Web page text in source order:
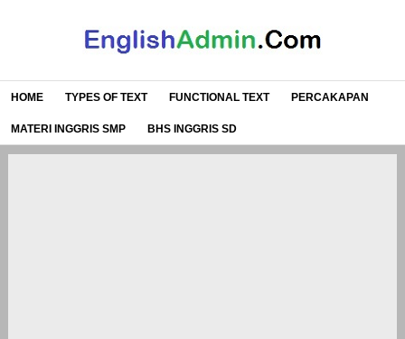
HOME TYPES OF TEXT FUNCTIONAL TEXT PERCAKAPAN
MATERI INGGRIS SMP BHS INGGRIS SD